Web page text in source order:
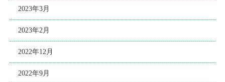
2023年3月
2023年2月
2022年12月
2022年9月